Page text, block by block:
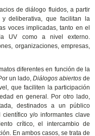
de diálogo fluidos, a partir
deliberativa, que facilitan la
voces implicadas, tanto en el
UV como a nivel externo.
organizaciones, empresas,
diferentes en función de la
un lado, Diálogos abiertosde
que faciliten la participación
en general. Por otro lado,
destinados a un público
y/o informantes clave
crítico, el intercambio de
En ambos casos, se trata de